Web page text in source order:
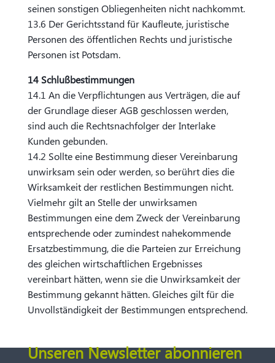
seinen sonstigen Obliegenheiten nicht nachkommt.
13.6 Der Gerichtsstand für Kaufleute, juristische
Personen des öffentlichen Rechts und juristische
Personen ist Potsdam.
14 Schlußbestimmungen
14.1 An die Verpflichtungen aus Verträgen, die auf
der Grundlage dieser AGB geschlossen werden,
sind auch die Rechtsnachfolger der Interlake
Kunden gebunden.
14.2 Sollte eine Bestimmung dieser Vereinbarung
unwirksam sein oder werden, so berührt dies die
Wirksamkeit der restlichen Bestimmungen nicht.
Vielmehr gilt an Stelle der unwirksamen
Bestimmungen eine dem Zweck der Vereinbarung
entsprechende oder zumindest nahekommende
Ersatzbestimmung, die die Parteien zur Erreichung
des gleichen wirtschaftlichen Ergebnisses
vereinbart hätten, wenn sie die Unwirksamkeit der
Bestimmung gekannt hätten. Gleiches gilt für die
Unvollständigkeit der Bestimmungen entsprechend.
Unseren Newsletter abonnieren